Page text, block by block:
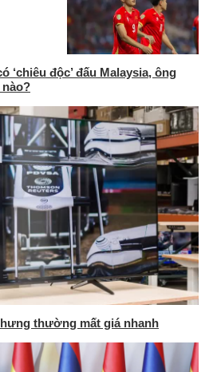
‘chiêu độc’ đấu Malaysia, ông
thường mất giá nhanh